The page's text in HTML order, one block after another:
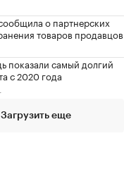
о партнерских
товаров продавцов
показали самый долгий
с 2020 года
Загрузить еще